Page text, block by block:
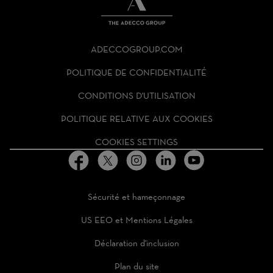
GROUP
HOMEPAGE
ADECCOGROUP.COM
POLITIQUE DE CONFIDENTIALITÉ
CONDITIONS D'UTILISATION
POLITIQUE RELATIVE AUX COOKIES
COOKIES SETTINGS
Sécurité et hameçonnage
US EEO et Mentions Légales
Déclaration d'inclusion
Plan du site